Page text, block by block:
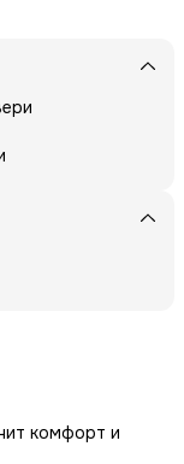
комфорт и